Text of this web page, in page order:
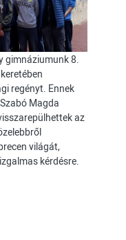
gimnáziumunk 8.
regényt. Ennek
Magda
az
világát,
kérdésre.